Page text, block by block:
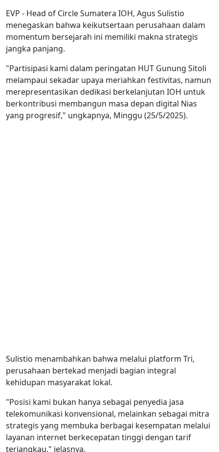
EVP - Head of Circle Sumatera IOH, Agus Sulistio
menegaskan bahwa keikutsertaan perusahaan dalam
momentum bersejarah ini memiliki makna strategis
jangka panjang.
"Partisipasi kami dalam peringatan HUT Gunung Sitoli
melampaui sekadar upaya meriahkan festivitas, namun
merepresentasikan dedikasi berkelanjutan IOH untuk
berkontribusi membangun masa depan digital Nias
yang progresif," ungkapnya, Minggu (25/5/2025).
Sulistio menambahkan bahwa melalui platform Tri,
perusahaan bertekad menjadi bagian integral
kehidupan masyarakat lokal.
"Posisi kami bukan hanya sebagai penyedia jasa
telekomunikasi konvensional, melainkan sebagai mitra
strategis yang membuka berbagai kesempatan melalui
layanan internet berkecepatan tinggi dengan tarif
terjangkau," jelasnya.